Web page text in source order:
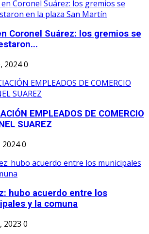
Coronel Suárez: los gremios se
20240
EMPLEADOS DE COMERCIO
SUAREZ
20240
hubo acuerdo entre los
y la comuna
2023 0